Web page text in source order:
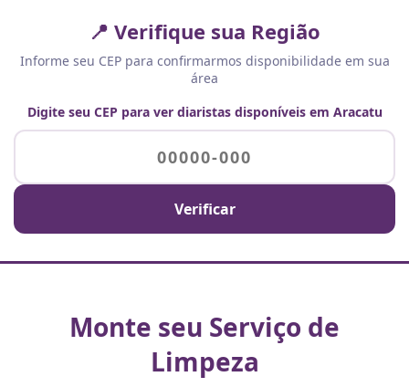
📍 Verifique sua Região
Informe seu CEP para confirmarmos disponibilidade em sua
área
Digite seu CEP para ver diaristas disponíveis em Aracatu
Verificar
Monte seu Serviço de
Limpeza